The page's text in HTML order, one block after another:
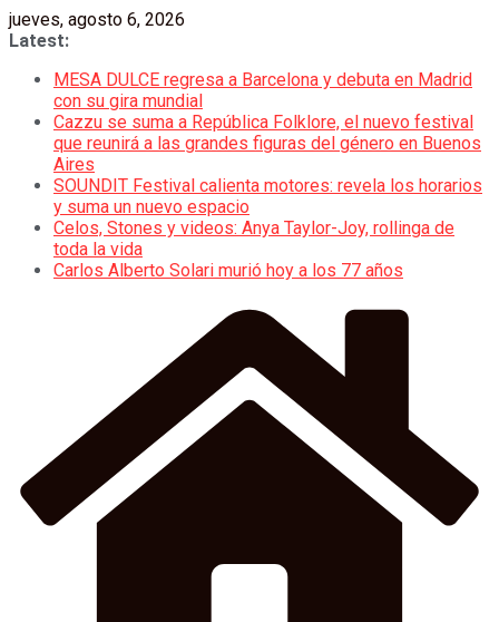
Saltar
al
jueves, agosto 6, 2026
Latest:
MESA DULCE regresa a Barcelona y debuta en Madrid
con su gira mundial
Cazzu se suma a República Folklore, el nuevo festival
que reunirá a las grandes figuras del género en Buenos
Aires
SOUNDIT Festival calienta motores: revela los horarios
y suma un nuevo espacio
Celos, Stones y videos: Anya Taylor-Joy, rollinga de
toda la vida
Carlos Alberto Solari murió hoy a los 77 años